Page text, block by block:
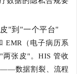
"到"一个平台"
EMR（电子病历系
张皮"。HIS 管收
——数据割裂、流程